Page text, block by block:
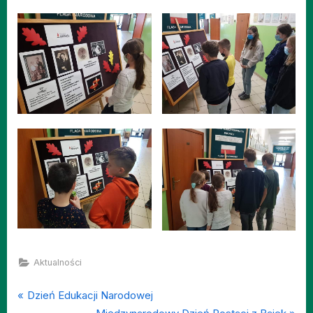
Aktualności
Nawigacja
P
Dzień Edukacji Narodowej